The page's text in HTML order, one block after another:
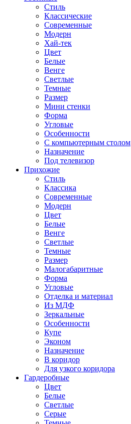
Стиль
Классические
Современные
Модерн
Хай-тек
Цвет
Белые
Венге
Светлые
Темные
Размер
Мини стенки
Форма
Угловые
Особенности
С компьютерным столом
Назначение
Под телевизор
Прихожие
Стиль
Классика
Современные
Модерн
Цвет
Белые
Венге
Светлые
Темные
Размер
Малогабаритные
Форма
Угловые
Отделка и материал
Из МДФ
Зеркальные
Особенности
Купе
Эконом
Назначение
В коридор
Для узкого коридора
Гардеробные
Цвет
Белые
Светлые
Серые